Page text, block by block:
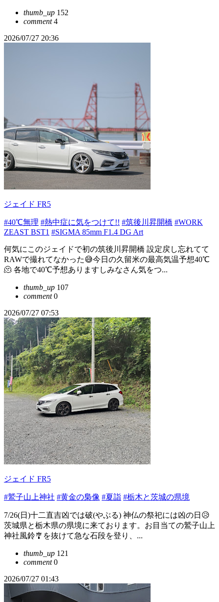
thumb_up 152
comment4
2026/07/27 20:36
ジェイド FR5
#40℃無理 #熱中症に気をつけて!! #筑後川昇開橋 #WORK
ZEAST BST1 #SIGMA 85mm F1.4 DG Art
何気にこのジェイドで初の筑後川昇開橋 設定戻し忘れてて
RAWで撮れてなかった😅今日の久留米の最高気温予想40℃
🫠 各地で40℃予想ありますしみなさん気をつ...
thumb_up 107
comment0
2026/07/27 07:53
ジェイド FR5
#鷲子山上神社 #黄金の梟像 #夏詣 #栃木と茨城の県境
7/26(日)十二直吉凶では破(やぶる) 神仏の祭祀には凶の日😥
茨城県と栃木県の県境に来ております。お目当ての鷲子山上
神社風鈴🎐を抜けて急な石段を登り、...
thumb_up 121
comment0
2026/07/27 01:43